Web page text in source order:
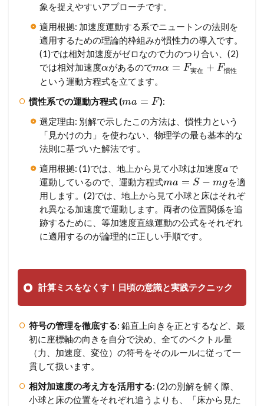
象を捉えやすいアプローチです。
適用根拠: 加速度運動する系でニュートンの法則を
適用するための理論的枠組みが慣性力の導入です。
(1)では相対加速度がゼロなので力のつり合い、(2)
では相対加速度αがあるのでmα = F実在 + F慣性
という運動方程式を立てます。
慣性系での運動方程式 (ma = F):
選定理由: 別解で示したこの方法は、慣性力という
「見かけの力」を使わない、物理学の最も基本的な
法則に基づいた解法です。
適用根拠: (1)では、地上から見て小球は加速度aで
運動しているので、運動方程式ma = S − mgを適
用します。(2)では、地上から見て小球と床はそれぞ
れ異なる加速度で運動します。両者の位置関係を追
跡するために、等加速度直線運動の公式をそれぞれ
に適用するのが論理的に正しい手順です。
計算ミスをなくす！日頃の意識と実践テクニック
符号の管理を徹底する: 鉛直上向きを正とするなど、最
初に座標軸の向きを自分で決め、全てのベクトル量
（力、加速度、変位）の符号をそのルールに従って一
貫して扱います。
相対加速度の考え方を活用する: (2)の別解を解く際、
小球と床の位置をそれぞれ追うよりも、「床から見た